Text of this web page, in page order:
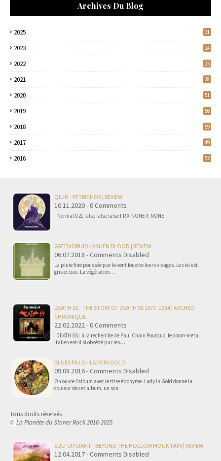
Archives Du Blog
2025 31
2023 24
2022 25
2021 28
2020 51
2019 56
2018 59
2017 49
2016 52
QILIN - PETRICHOR | REVIEW
10.11.2020 - 0 Comments
Normal 0 21 false false false FR X-NONE X-NONE …
GREEN DRUID - ASHEN BLOOD | REVIEW
06.07.2018 - Comments Disabled
La pluie fine poussée par le vent fouette leurs visages. Le ciel est
gris et bas. La végétation…
DEATH SS - THE STORY OF DEATH SS 1977-1984 | ARCHÉO-
CHRONIQUE
22.02.2022 - 0 Comments
DEATH SS : à la recherche de Paul Chain Pourquoi le doom-metal
italien est-il si obsédé par les…
BLUES PILLS – LADY IN GOLD
09.08.2016 - Comments Disabled
On ouvre l’album avec le titre éponyme. Lady in Gold donne la
couleur de cet album, un son…
Tous droits réservés
© La Planète du Stoner Rock 2016-2025
SULFUR GIANT - BEYOND THE HOLLOW MOUNTAIN | REVIEW
12.04.2017 - Comments Disabled